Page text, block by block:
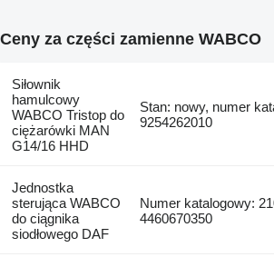
Ceny za części zamienne WABCO
Siłownik
hamulcowy
WABCO Tristop do
ciężarówki MAN
G14/16 HHD
Stan: nowy, numer
9254262010
Jednostka
sterująca WABCO
do ciągnika
siodłowego DAF
Numer katalogowy:
4460670350